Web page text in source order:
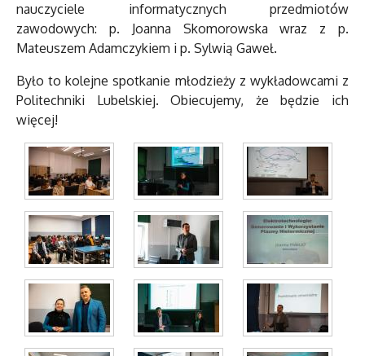
nauczyciele informatycznych przedmiotów
zawodowych: p. Joanna Skomorowska wraz z p.
Mateuszem Adamczykiem i p. Sylwią Gaweł.
Było to kolejne spotkanie młodzieży z wykładowcami z
Politechniki Lubelskiej. Obiecujemy, że będzie ich
więcej!